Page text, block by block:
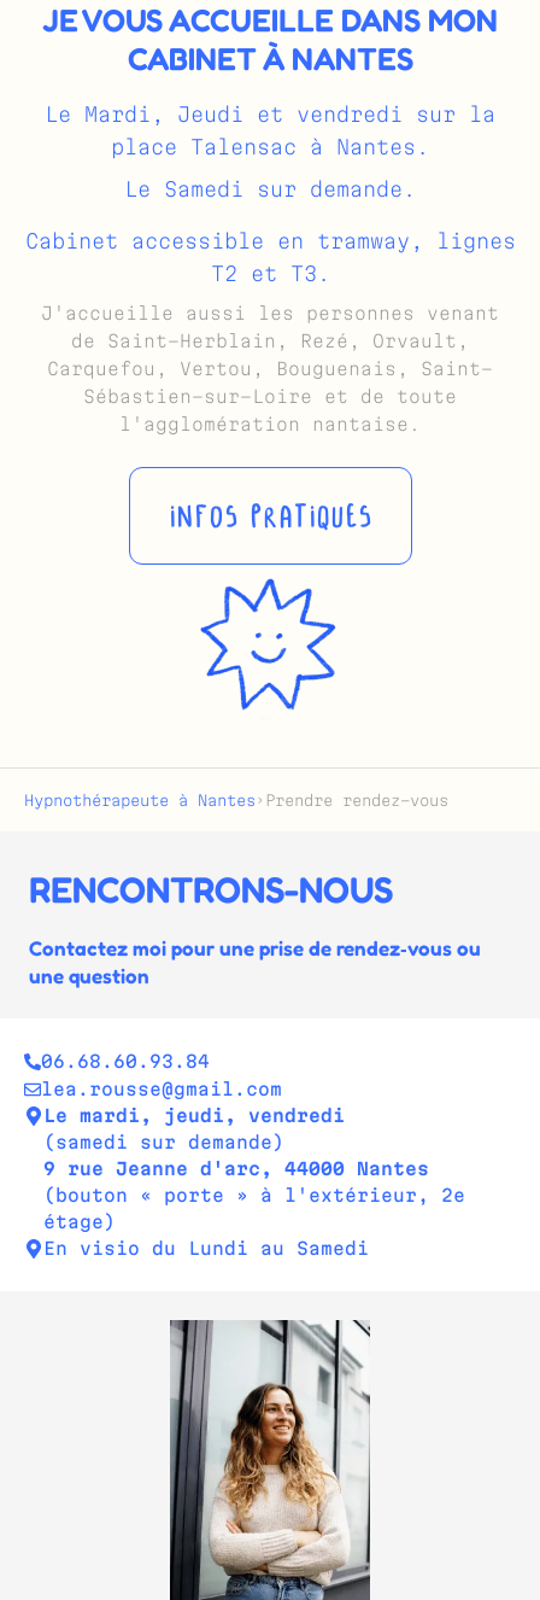
JE VOUS ACCUEILLE DANS MON
CABINET À NANTES
Le Mardi, Jeudi et vendredi sur la
place Talensac à Nantes.
Le Samedi sur demande.
Cabinet accessible en tramway, lignes
T2 et T3.
J'accueille aussi les personnes venant
de Saint-Herblain, Rezé, Orvault,
Carquefou, Vertou, Bouguenais, Saint-
Sébastien-sur-Loire et de toute
l'agglomération nantaise.
INFOS PRATIQUES
Hypnothérapeute à Nantes › Prendre rendez-vous
RENCONTRONS-NOUS
Contactez moi pour une prise de rendez‑vous ou
une question
06.68.60.93.84
lea.rousse@gmail.com
Le mardi, jeudi, vendredi
(samedi sur demande)
9 rue Jeanne d'arc, 44000 Nantes
(bouton « porte » à l'extérieur, 2e
étage)
En visio du Lundi au Samedi